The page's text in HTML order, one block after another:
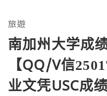
旅遊
南加州大学成
【QQ/V信
业文凭USC成